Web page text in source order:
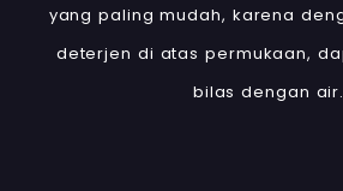
yang paling mudah, karena
deterjen di atas permukaan,
bilas dengan air.